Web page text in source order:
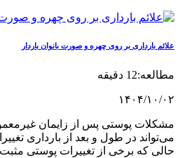
بارداری بر روی چهره و صورت بانوان باردار
دقیقه
۱۰/۰۲
پوستی پس از زایمان غیرمعمول
در طول و بعد از بارداری تغییرات
که برخی از تغییرات پوستی مثبت